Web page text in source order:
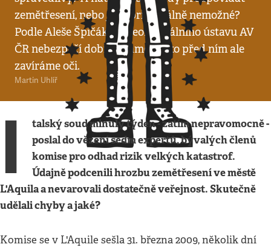
zemětřesení, nebo je to principálně nemožné?
Podle Aleše Špičáka z Geofyzikálního ústavu AV
ČR nebezpečí dobře známe, často před ním ale
zavíráme oči.
Martin Uhlíř
I
talský soud minulý týden - zatím nepravomocně -
poslal do vězení sedm expertů, bývalých členů
komise pro odhad rizik velkých katastrof.
Údajně podcenili hrozbu zemětřesení ve městě
L'Aquila a nevarovali dostatečně veřejnost. Skutečně
udělali chyby a jaké?
Komise se v L'Aquile sešla 31. března 2009, několik dní